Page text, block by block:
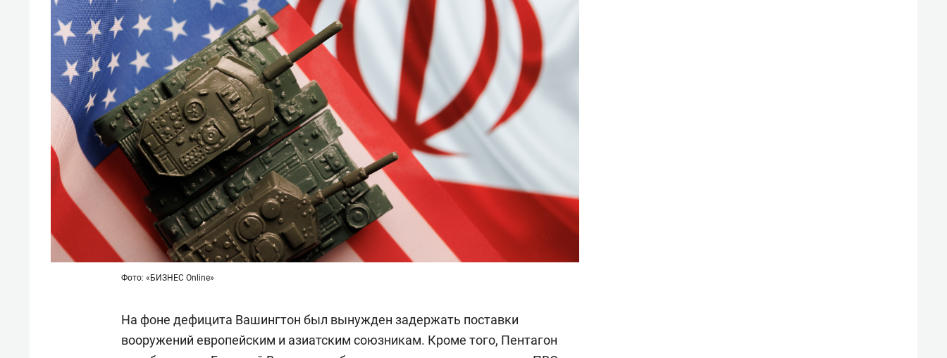
Фото: «БИЗНЕС Online»
На фоне дефицита Вашингтон был вынужден задержать поставки
вооружений европейским и азиатским союзникам. Кроме того, Пентагон